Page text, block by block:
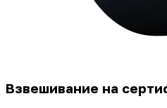
Взвешивание на